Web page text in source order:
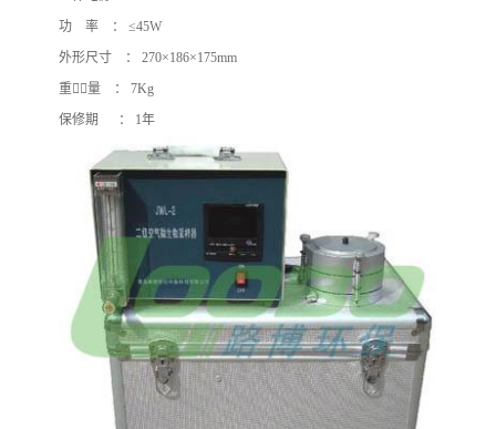
功 率 ： ≤45W
外形尺寸 ： 270×186×175mm
重量 ： 7Kg
保修期 ： 1年